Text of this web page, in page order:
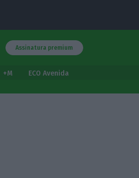
Assinatura premium
+M
ECO Avenida